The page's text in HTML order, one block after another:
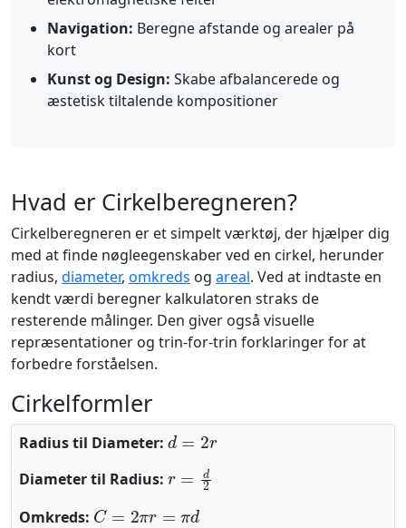
Navigation: Beregne afstande og arealer på
kort
Kunst og Design: Skabe afbalancerede og
æstetisk tiltalende kompositioner
Hvad er Cirkelberegneren?
Cirkelberegneren er et simpelt værktøj, der hjælper dig
med at finde nøgleegenskaber ved en cirkel, herunder
radius, diameter, omkreds og areal. Ved at indtaste en
kendt værdi beregner kalkulatoren straks de
resterende målinger. Den giver også visuelle
repræsentationer og trin-for-trin forklaringer for at
forbedre forståelsen.
Cirkelformler
Radius til Diameter:
d=2r
Diameter til Radius:
Omkreds:
C=